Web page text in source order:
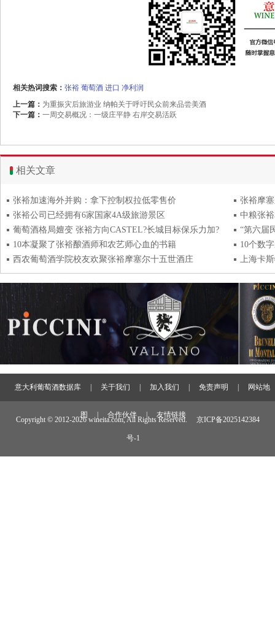
相关热词搜索： 张裕 葡萄酒 进口 净利润
上一篇： 为重振灾后旅游业 纳帕关于呼吁民众前来品尝美酒
下一篇： 一周交易概况：一级庄平静 右岸交易活跃
相关文章
张裕加速海外并购：拿下控制权拉低零售价
张裕摩
张裕公司已经拥有6家国家4A级旅游景区
中粮张
葡萄酒格局嬗变 张裕方向CASTEL?长城目标保乐力加?
“第六届
10本凝聚了张裕酿酒师和农艺师心血的书籍
10个数
西农葡萄酒学院校友欢聚张裕摩塞尔十五世酒庄
上海卡
意大利葡萄酒数据库 关于我们 加入我们 免责声明 网站地
图 合作伙伴 友情链接
Copyright © 2012-2026 wineita.com, All Rights Reserved. 京ICP备2025142384
号-1